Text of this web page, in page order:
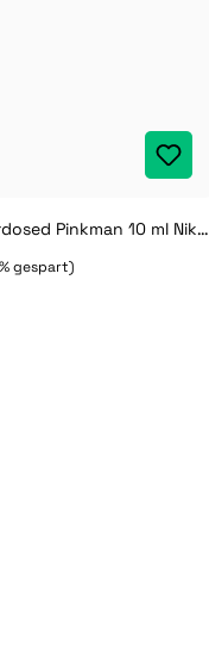
Vampire Vape Overdosed Pinkman 10 ml Nikotinsalz Liquid
gespart)